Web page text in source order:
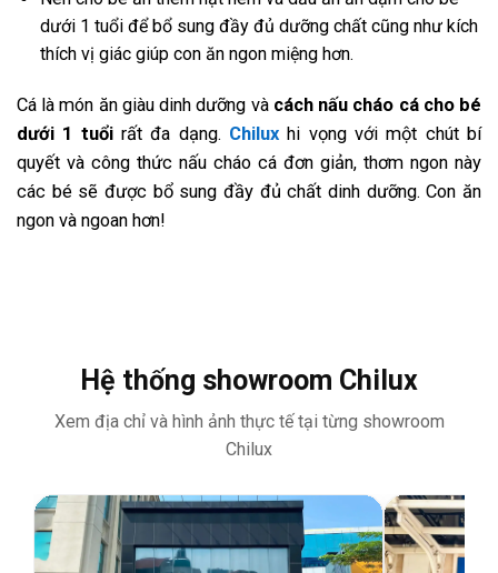
dưới 1 tuổi để bổ sung đầy đủ dưỡng chất cũng như kích
thích vị giác giúp con ăn ngon miệng hơn.
Cá là món ăn giàu dinh dưỡng và cách nấu cháo cá cho bé
dưới 1 tuổirất đa dạng. Chiluxhi vọng với một chút bí
quyết và công thức nấu cháo cá đơn giản, thơm ngon này
các bé sẽ được bổ sung đầy đủ chất dinh dưỡng. Con ăn
ngon và ngoan hơn!
Hệ thống showroom Chilux
Xem địa chỉ và hình ảnh thực tế tại từng showroom
Chilux